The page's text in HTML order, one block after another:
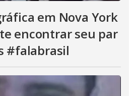
em Nova York
encontrar seu par
#falabrasil